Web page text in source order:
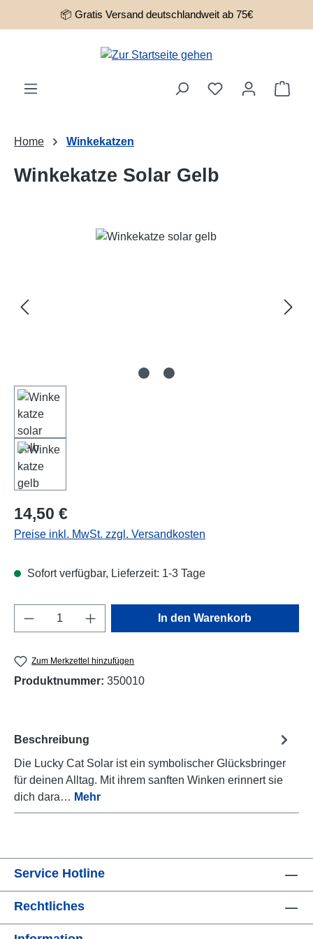
Zum Hauptinhalt springen
📦 Gratis Versand deutschlandweit ab 75€
Home Winkekatzen
Winkekatze Solar Gelb
Bildergalerie überspringen
Regulärer Preis:
14,50 €
Preise inkl. MwSt. zzgl. Versandkosten
Sofort verfügbar, Lieferzeit: 1-3 Tage
Produkt Anzahl: Gib den gewünschten
In den Warenkorb
Zum Merkzettel hinzufügen
Produktnummer: 350010
Beschreibung
Die Lucky Cat Solar ist ein symbolischer Glücksbringer
für deinen Alltag. Mit ihrem sanften Winken erinnert sie
dich dara… Mehr
Service Hotline
Rechtliches